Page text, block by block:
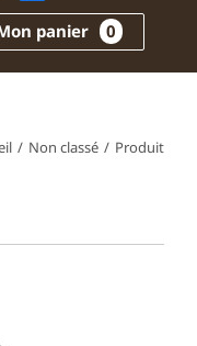
panier 0
/ Non classé / Produit